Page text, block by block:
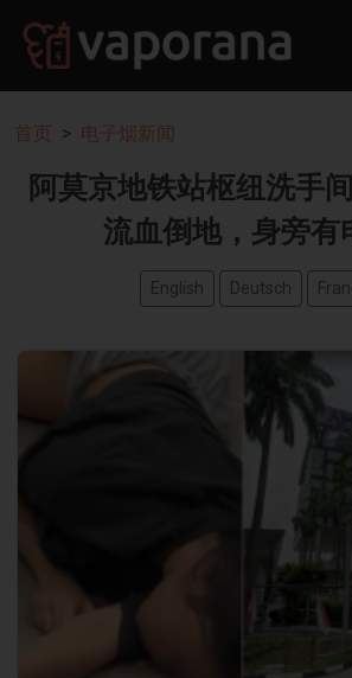
首页 电子烟新闻
阿莫京地铁站枢纽洗手
流血倒地，身旁有
English Deutsch